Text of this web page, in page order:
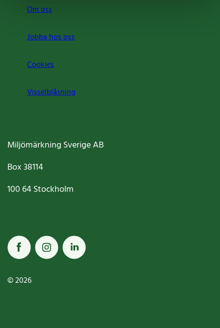
Om oss
Jobba hos oss
Cookies
Visselblåsning
Miljömärkning Sverige AB
Box38114
100 64Stockholm
© 2026